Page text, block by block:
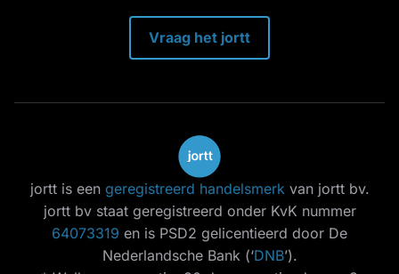
Vraag het jortt
jortt is een geregistreerd handelsmerkvan jortt bv.
jortt bv staat geregistreerd onder KvK nummer
64073319 en is PSD2 gelicentieerd door De
Nederlandsche Bank (‘DNB’).